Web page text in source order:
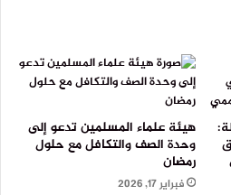
هيئة علماء المسلمين تدعو إلى
وحدة الصف والتكافل مع حلول
رمضان
فبراير 17, 2026